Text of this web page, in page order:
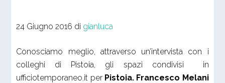
24 Giugno 2016 di gianluca
Conosciamo meglio, attraverso un’intervista con i
colleghi di Pistoia, gli spazi condivisi in
ufficiotemporaneo.it perPistoia. Francesco Melani